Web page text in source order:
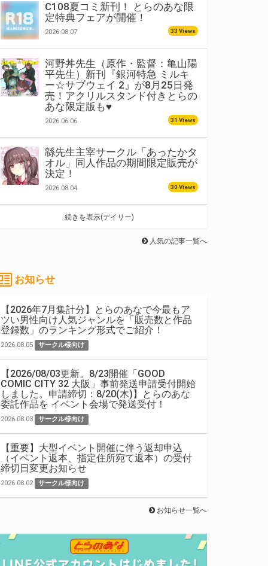
C108夏コミ新刊！ とらのあな限
定特典フェアが開催！
2026.08.07 33 Views
河野丼先生（原作・監督：亀山陽
平先生）新刊『銀河特急 ミルキ
ー☆サブウェイ 2』が8月25日発
売！アクリルスタンド付きとらの
あな限定版も♥
2026.06.06 31 Views
緜先生主宰サークル「あったかタ
オル」同人作品の期間限定販売が
決定！
2026.08.04 30 Views
続きを表示(デイリー)
人気の記事一覧へ
お知らせ
【2026年7月集計分】とらのあなで今最もア
ツい男性向け人気ジャンルを「販売数と作品
登録数」のランキング形式でご紹介！
2026.08.05 サークル様向け
【2026/08/03更新。8/23開催「GOOD
COMIC CITY 32 大阪」事前発送申請受付開始
しました。申請締切：8/20(木)】とらのあな
委託作品を イベント会場で発送受付！
2026.08.03 サークル様向け
【重要】大型イベント開催に伴う返却申込
（イベント返本、指定住所宛て返本）の受付
締切日変更お知らせ
2026.08.02 サークル様向け
お知らせ一覧へ